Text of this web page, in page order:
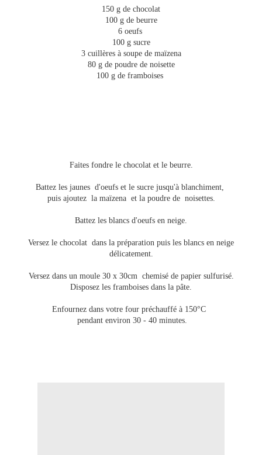
150 g de chocolat
100 g de beurre
6 oeufs
100 g sucre
3 cuillères à soupe de maïzena
80 g de poudre de noisette
100 g de framboises
Faites fondre le chocolat et le beurre.
Battez les jaunes d'oeufs et le sucre jusqu'à blanchiment,
puis ajoutez la maïzena et la poudre de noisettes.
Battez les blancs d'oeufs en neige.
Versez le chocolat dans la préparation puis les blancs en neige
délicatement.
Versez dans un moule 30 x 30cm chemisé de papier sulfurisé.
Disposez les framboises dans la pâte.
Enfournez dans votre four préchauffé à 150°C
pendant environ 30 - 40 minutes.